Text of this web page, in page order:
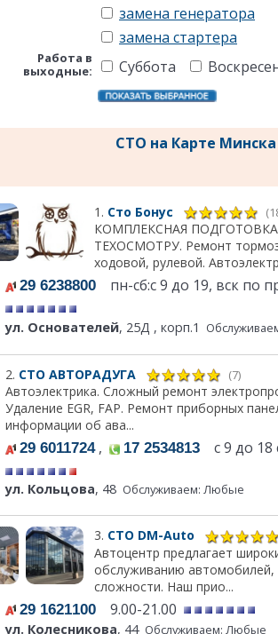
замена генератора
замена стартера
Работа в
выходные:
Суббота
СТО на Карте Минска
1. Сто Бонус
КОМПЛЕКСНАЯ
ТЕХОСМОТРУ. Ремонт
ходовой, рулевой.
29 6238800 пн-сб:с 9 до 19, вск по
ул. Основателей, 25Д , корп.1
2. СТО АВТОРАДУГА (7)
Автоэлектрика. Сложный ремонт
Удаление EGR, FAP. Ремонт приборных
информации об ава...
29 6011724, 17 2534813 с 9 до 18
ул. Кольцова, 48 Обслуживаем: Любые
3. СТО DM-Auto
Автоцентр предлагает
обслуживанию автомобилей,
сложности. Наш прио...
29 1621100 9.00-21.00
ул. Колесникова, 44 Обслуживаем: Любые